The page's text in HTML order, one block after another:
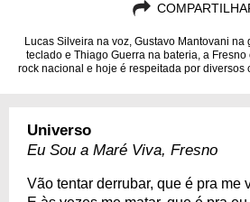
Lucas Silveira na voz, Gustavo Mantovani
teclado e Thiago Guerra na bateria, a
rock nacional e hoje é respeitada por diversos
Universo
Eu Sou a Maré Viva, Fresno
Vão tentar derrubar, que é pra me